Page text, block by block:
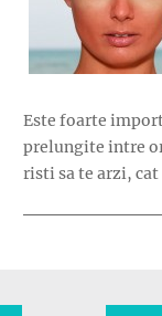
Este foarte
prelungite intre
risti sa te arzi, cat